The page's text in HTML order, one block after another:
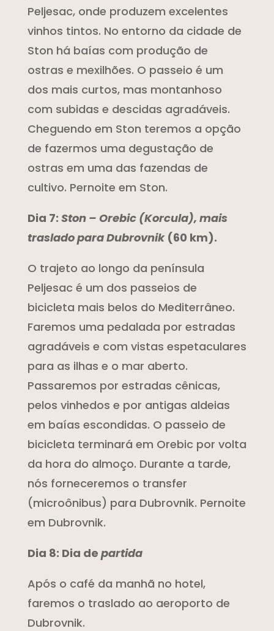
Peljesac, onde produzem excelentes
vinhos tintos. No entorno da cidade de
Ston há baías com produção de
ostras e mexilhões. O passeio é um
dos mais curtos, mas montanhoso
com subidas e descidas agradáveis.
Cheguendo em Ston teremos a opção
de fazermos uma degustação de
ostras em uma das fazendas de
cultivo. Pernoite em Ston.
Dia 7: Ston – Orebic (Korcula), mais
traslado para Dubrovnik(60 km).
O trajeto ao longo da península
Peljesac é um dos passeios de
bicicleta mais belos do Mediterrâneo.
Faremos uma pedalada por estradas
agradáveis e com vistas espetaculares
para as ilhas e o mar aberto.
Passaremos por estradas cênicas,
pelos vinhedos e por antigas aldeias
em baías escondidas. O passeio de
bicicleta terminará em Orebic por volta
da hora do almoço. Durante a tarde,
nós forneceremos o transfer
(microônibus) para Dubrovnik. Pernoite
em Dubrovnik.
Dia 8: Dia de partida
Após o café da manhã no hotel,
faremos o traslado ao aeroporto de
Dubrovnik.